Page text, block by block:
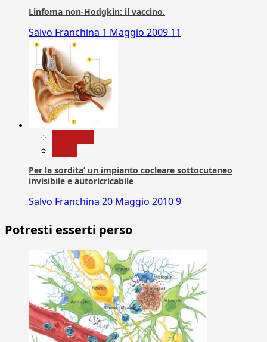
Linfoma non-Hodgkin: il vaccino.
Salvo Franchina 1 Maggio 2009 11
Per la sordita’ un impianto cocleare sottocutaneo
invisibile e autoricricabile
Salvo Franchina 20 Maggio 20109
Potresti esserti perso